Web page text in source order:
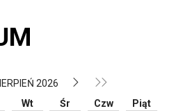
2026
Wt Śr Czw Piąt